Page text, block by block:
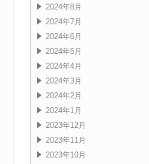
2024年8月
2024年7月
2024年6月
2024年5月
2024年4月
2024年3月
2024年2月
2024年1月
2023年12月
2023年11月
2023年10月